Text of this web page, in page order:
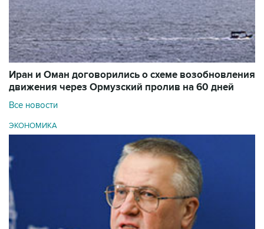
Иран и Оман договорились о схеме возобновления
движения через Ормузский пролив на 60 дней
Все новости
ЭКОНОМИКА